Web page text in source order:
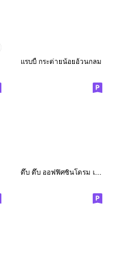
แรบบี้ กระต่ายน้อยอ้วนกลม
ดึ๊บ ดึ๊บ ออฟฟิศซินโดรม เจ็ด